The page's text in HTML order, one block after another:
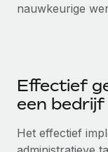
Remote
Ingebouwde
Verbinden
AI-tools
Global HR
WERK MET
Onderzoek en
Checklists en
Bibliotheek
Português
日本語
nauwkeurige
Effectief
een bedrijf
Het effectief